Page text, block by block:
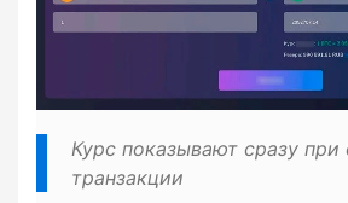
Курс показывают сразу
транзакции